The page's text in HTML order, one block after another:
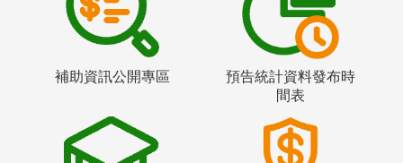
補助資訊公開專區
預告統計資料發布時
間表